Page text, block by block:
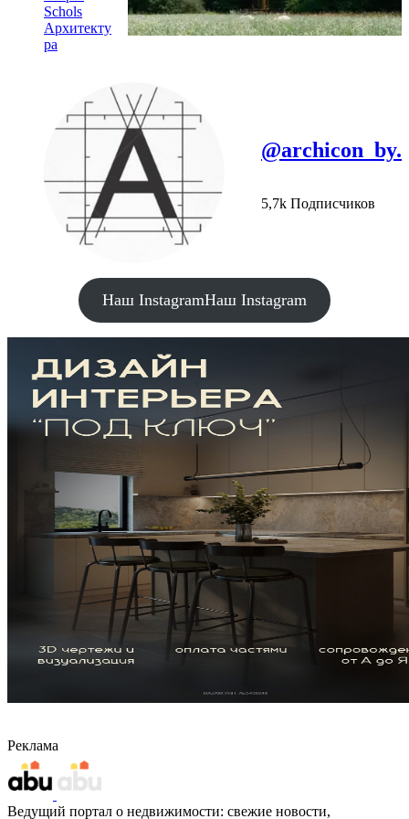
Schols
Архитекту
ра
@archicon_by.
5,7k Подписчиков
Наш InstagramНаш Instagram
Реклама
Ведущий портал о недвижимости: свежие новости,